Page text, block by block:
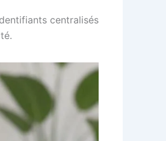
centralisés